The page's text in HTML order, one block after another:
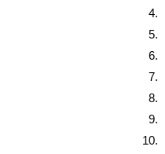
4.
5.
6.
7.
8.
9.
10.